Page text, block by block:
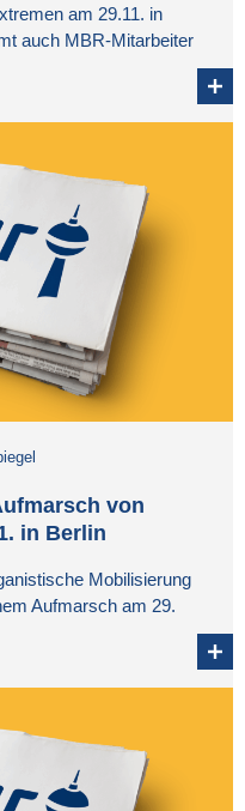
am 29.11. in
auch MBR-Mitarbeiter
von
in Berlin
Mobilisierung
Aufmarsch am 29.